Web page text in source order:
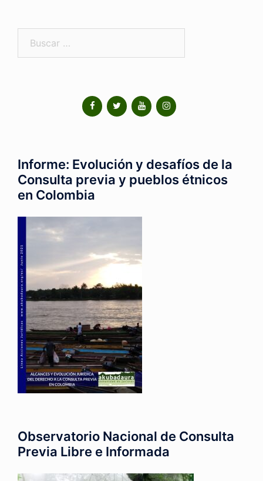
Informe: Evolución y desafíos de la
Consulta previa y pueblos étnicos
en Colombia
Observatorio Nacional de Consulta
Previa Libre e Informada